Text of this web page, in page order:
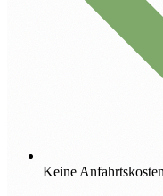
Keine Anfahrtskosten